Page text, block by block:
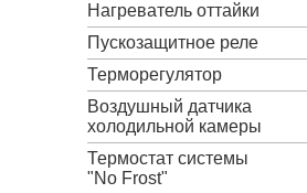
Нагреватель оттайки
Пускозащитное реле
Терморегулятор
Воздушный датчика
холодильной камеры
Термостат системы
"No Frost"